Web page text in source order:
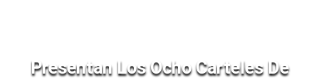
Presentan Los Ocho Carteles De